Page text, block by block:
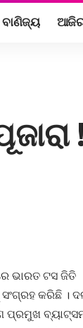
ବାଣିଜ୍ୟ
ଭାରତ ଟସ ଜିତି
କରିଛି ।
ପ୍ରମୁଖ